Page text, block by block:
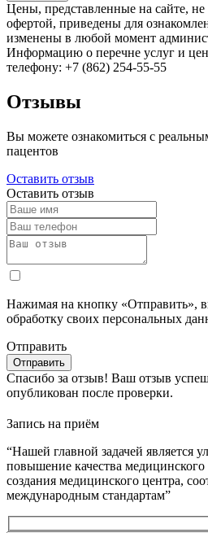
Цены, представленные на сайте,
офертой, приведены для
изменены в любой момент
Информацию о перечне услуг и
телефону: +7 (862) 254-55-55
Отзывы
Вы можете ознакомиться с
пацентов
Оставить отзыв
Оставить отзыв
Нажимая на кнопку «Отправить»,
обработку своих персональных
Отправить
Спасибо за отзыв! Ваш отзыв
опубликован после проверки.
Запись на приём
“Нашей главной задачей является
повышение качества
создания медицинского центра,
международным стандартам”